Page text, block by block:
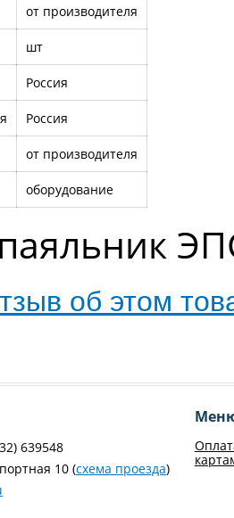
от производителя
шт
Россия
Россия
от производителя
оборудование
об этом
639548
10 (схема проезда)